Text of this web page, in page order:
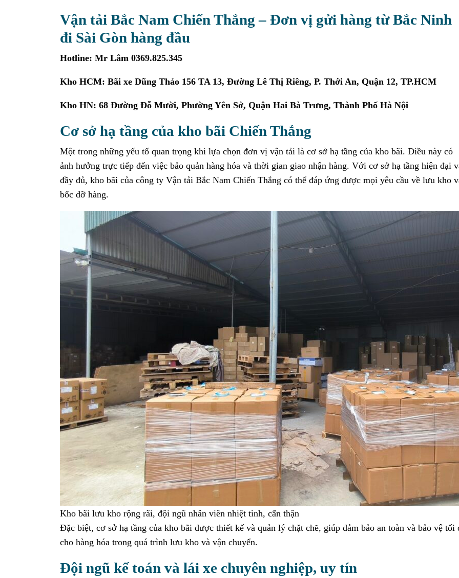
Vận tải Bắc Nam Chiến Thắng – Đơn vị gửi hàng từ Bắc Ninh
đi Sài Gòn hàng đầu
Hotline: Mr Lâm 0369.825.345
Kho HCM: Bãi xe Dũng Thảo 156 TA 13, Đường Lê Thị Riêng, P. Thới An, Quận 12, TP.HCM
Kho HN: 68 Đường Đỗ Mười, Phường Yên Sở, Quận Hai Bà Trưng, Thành Phố Hà Nội
Cơ sở hạ tầng của kho bãi Chiến Thắng
Một trong những yếu tố quan trọng khi lựa chọn đơn vị vận tải là cơ sở hạ tầng của kho bãi. Điều này có
ảnh hưởng trực tiếp đến việc bảo quản hàng hóa và thời gian giao nhận hàng. Với cơ sở hạ tầng hiện đại
đầy đủ, kho bãi của công ty Vận tải Bắc Nam Chiến Thắng có thể đáp ứng được mọi yêu cầu về lưu kho
bốc dỡ hàng.
Kho bãi lưu kho rộng rãi, đội ngũ nhân viên nhiệt tình, cẩn thận
Đặc biệt, cơ sở hạ tầng của kho bãi được thiết kế và quản lý chặt chẽ, giúp đảm bảo an toàn và bảo vệ tối
cho hàng hóa trong quá trình lưu kho và vận chuyển.
Đội ngũ kế toán và lái xe chuyên nghiệp, uy tín